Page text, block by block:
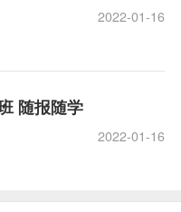
2022-01-16
随报随学
2022-01-16